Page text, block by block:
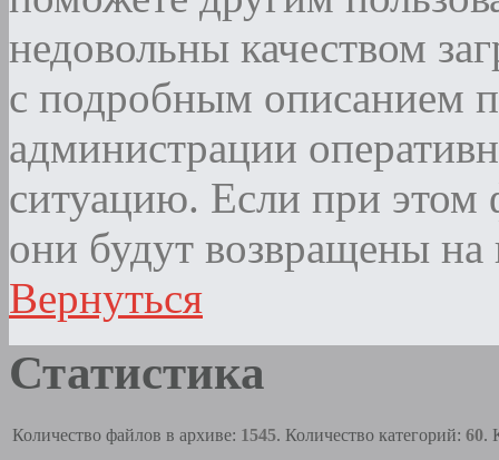
недовольны качеством
с подробным описанием
администрации
ситуацию. Если при этом
они будут возвращены на
Вернуться
Статистика
Количество файлов в архиве: 1545. Количество категорий: 60.